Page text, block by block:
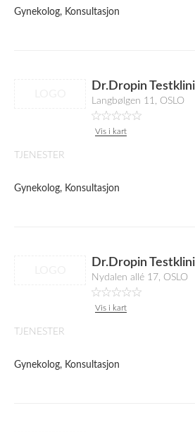
Gynekolog, Konsultasjon
Dr.Dropin
Langbølgen 11, OSLO
Vis i kart
TJENESTER
Gynekolog, Konsultasjon
Dr.Dropin
Nydalen allé 17, OSLO
Vis i kart
TJENESTER
Gynekolog, Konsultasjon